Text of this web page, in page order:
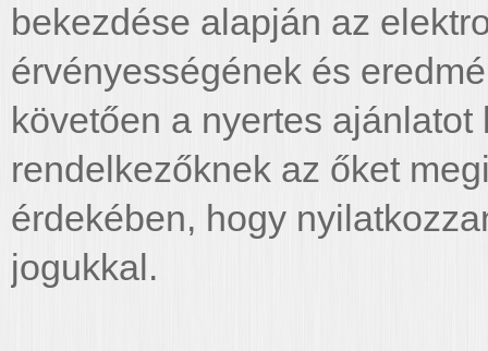
bekezdése alapján az
érvényességének és
követően a nyertes
rendelkezőknek az őket
érdekében, hogy
jogukkal.